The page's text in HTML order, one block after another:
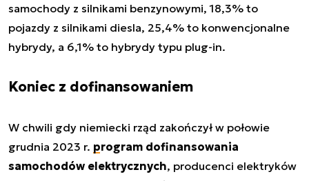
samochody z silnikami benzynowymi, 18,3% to
pojazdy z silnikami diesla, 25,4% to konwencjonalne
hybrydy, a 6,1% to hybrydy typu plug-in.
Koniec z dofinansowaniem
W chwili gdy niemiecki rząd zakończył w połowie
grudnia 2023 r. program dofinansowania
samochodów elektrycznych, producenci elektryków